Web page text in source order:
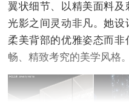
翼状细节、以精美面料
光影之间灵动非凡。她
柔美背部的优雅姿态而
畅、精致考究的美学风格。